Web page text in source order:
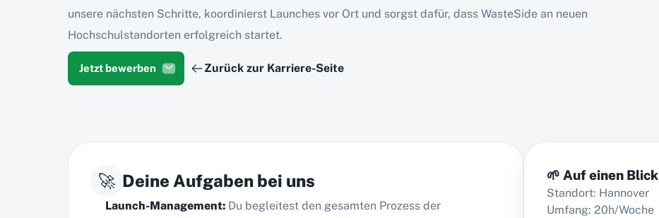
unsere nächsten Schritte, koordinierst Launches vor Ort und sorgst dafür, dass WasteSide an neuen
Hochschulstandorten erfolgreich startet.
Jetzt bewerben Zurück zur Karriere-Seite
🚀 Deine Aufgaben bei uns
Launch-Management: Du begleitest den gesamten Prozess der
🌱 Auf einen Blick
Standort: Hannover
Umfang: 20h/Woche